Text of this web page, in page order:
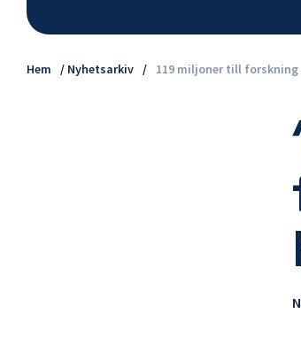
Hem / Nyhetsarkiv / 119 miljoner till